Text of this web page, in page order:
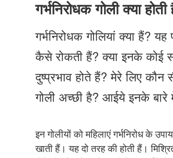
Just Poocho
संपर्क करें
गर्भनिरोधक गोली क्या
गर्भनिरोधक गोलियां क्या हैं?
कैसे रोकती हैं? क्या इनके कोई
दुष्प्रभाव होते हैं? मेरे लिए कौन
गोली अच्छी है? आईये इनके बारे
इन गोलीयों को महिलाएं गर्भनिरोध के
खाती हैं। यह दो तरह की होती हैं।